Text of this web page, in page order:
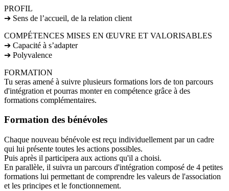
PROFIL
➔ Sens de l’accueil, de la relation client
COMPÉTENCES MISES EN ŒUVRE ET VALORISABLES
➔ Capacité à s’adapter
➔ Polyvalence
FORMATION
Tu seras amené à suivre plusieurs formations lors de ton parcours
d'intégration et pourras monter en compétence grâce à des
formations complémentaires.
Formation des bénévoles
Chaque nouveau bénévole est reçu individuellement par un cadre
qui lui présente toutes les actions possibles.
Puis après il participera aux actions qu'il a choisi.
En parallèle, il suivra un parcours d'intégration composé de 4 petites
formations lui permettant de comprendre les valeurs de l'association
et les principes et le fonctionnement.